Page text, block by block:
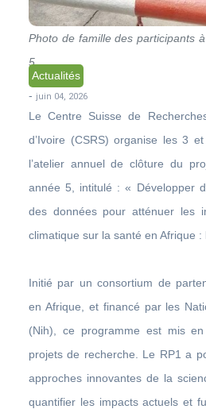
Photo de famille des participants
5
Actualités
- juin 04, 2026
Le Centre Suisse de
d’Ivoire (CSRS) organise les 3
l’atelier annuel de clôture du
année 5, intitulé : « Développer
des données pour atténuer les
climatique sur la santé en Afrique :
Initié par un consortium de
en Afrique, et financé par les
(Nih), ce programme est mis
projets de recherche. Le RP1 a
approches innovantes de la
quantifier les impacts actuels et